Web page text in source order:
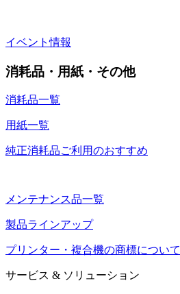
イベント情報
消耗品・用紙・その他
消耗品一覧
用紙一覧
純正消耗品ご利用のおすすめ
メンテナンス品一覧
製品ラインアップ
プリンター・複合機の商標について
サービス & ソリューション